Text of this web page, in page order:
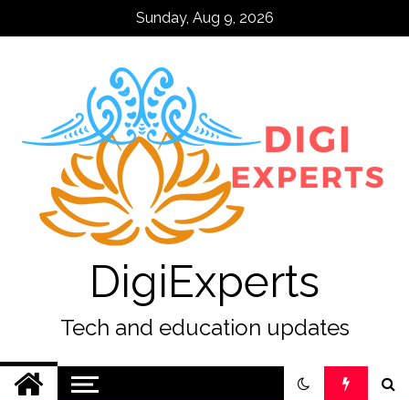
Sunday, Aug 9, 2026
DigiExperts
Tech and education updates